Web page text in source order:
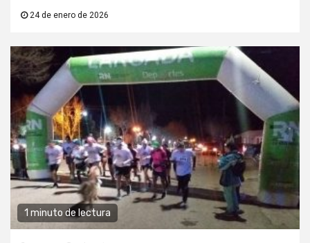
24 de enero de 2026
1 minuto de lectura